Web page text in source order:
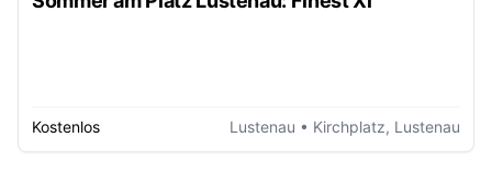
Kostenlos Lustenau • Kirchplatz, Lustenau